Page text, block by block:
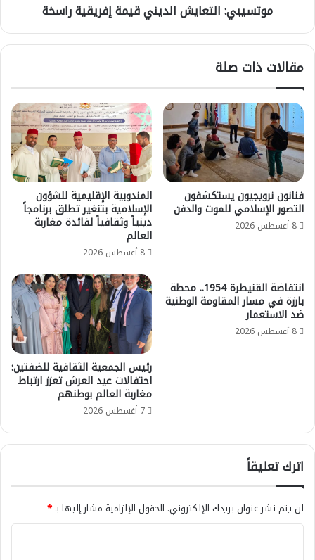
موتسيبي: التعايش الديني قيمة إفريقية راسخة
مقالات ذات صلة
فنانون نرويجيون يستكشفون
التصور الإسلامي للموت والدفن
8 أغسطس 2026
المندوبية الإقليمية للشؤون
الإسلامية بتنغير تطلق برنامجاً
دينياً وثقافياً لفائدة مغاربة
العالم
8 أغسطس 2026
انتفاضة القنيطرة 1954.. محطة
بارزة في مسار المقاومة الوطنية
ضد الاستعمار
8 أغسطس 2026
رئيس الجمعية الثقافية للضفتين:
احتفالات عيد العرش تعزز ارتباط
مغاربة العالم بوطنهم
7 أغسطس 2026
اترك تعليقاً
لن يتم نشر عنوان بريدك الإلكتروني. الحقول الإلزامية مشار إليها بـ*